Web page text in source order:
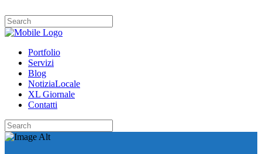
Portfolio
Servizi
Blog
NotiziaLocale
XL Giornale
Contatti